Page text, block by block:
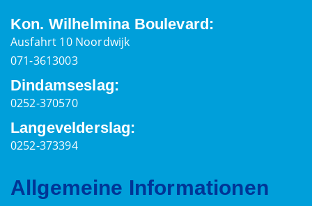
Kon. Wilhelmina Boulevard:
Ausfahrt 10 Noordwijk
071-3613003
Dindamseslag:
0252-370570
Langevelderslag:
0252-373394
Allgemeine Informationen